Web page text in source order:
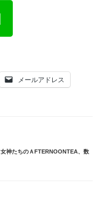
メールアドレス
女神たちのＡFTERNOONTEA、 数